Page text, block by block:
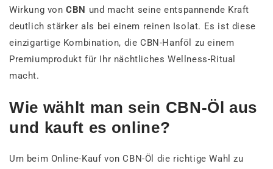
Wirkung vonCBN und macht seine entspannende Kraft
deutlich stärker als bei einem reinen Isolat. Es ist diese
einzigartige Kombination, die CBN-Hanföl zu einem
Premiumprodukt für Ihr nächtliches Wellness-Ritual
macht.
Wie wählt man sein CBN-Öl aus
und kauft es online?
Um beim Online-Kauf von CBN-Öl die richtige Wahl zu